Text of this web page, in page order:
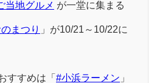
当地グルメ が一堂に集まる
まつり 」が10/21～10/22に
すすめは「 #小浜ラーメン 」